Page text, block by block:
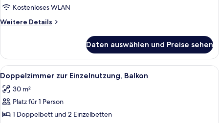
Kostenloses WLAN
Weitere Details
Weitere
Balkon
Daten auswählen und Preise sehen
Alle
Fotos
für
Doppelzimmer
zur
Ein Balkon mit weißen Korbstühlen
6
Doppelzimmer zur Einzelnutzung, Balkon
30 m²
Platz für 1 Person
1 Doppelbett und 2 Einzelbetten